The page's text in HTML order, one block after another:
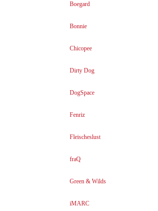
Boegard
Bonnie
Chicopee
Dirty Dog
DogSpace
Fenriz
Fleischeslust
fraQ
Green & Wilds
iMARC